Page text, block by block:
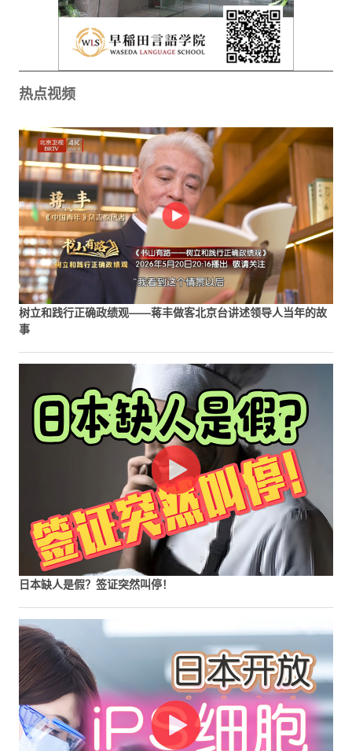
热点视频
树立和践行正确政绩观——蒋丰做客北京台讲述领导人当年的故
事
日本缺人是假？签证突然叫停！